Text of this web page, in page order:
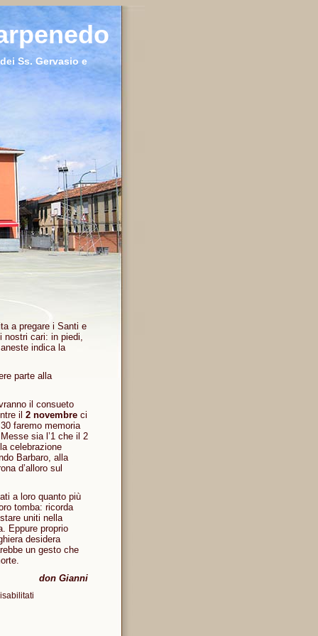
Ss. Gervasio e
a pregare i Santi e
nostri cari: in piedi,
indica la
parte alla
il consueto
il 2 novembreci
faremo memoria
sia l’1 che il 2
celebrazione
Barbaro, alla
d’alloro sul
a loro quanto più
tomba: ricorda
uniti nella
Eppure proprio
desidera
un gesto che
don Gianni
su